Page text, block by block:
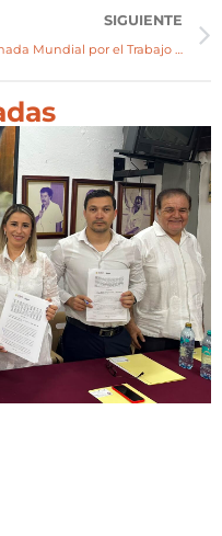
SIGUIENTE
Jornada Mundial por el Trabajo Decente